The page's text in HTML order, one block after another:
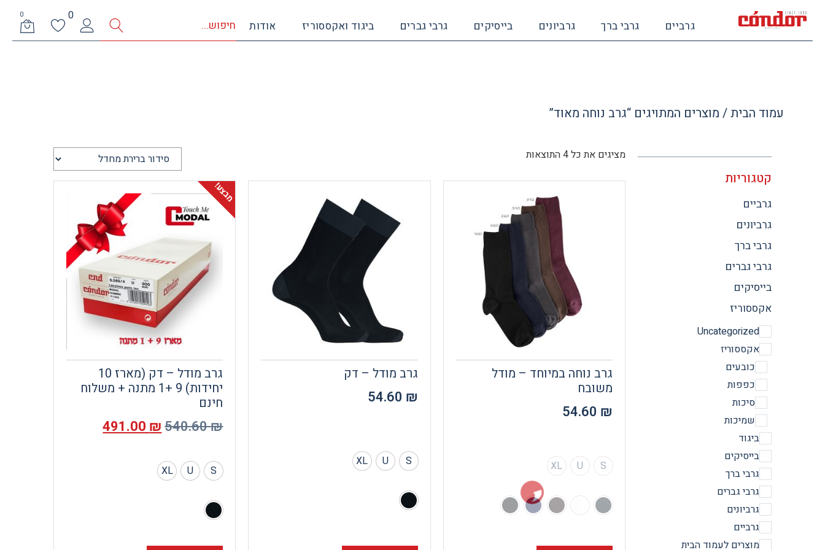
גרביים גרבי ברך גרביונים בייסיקים גרבי גברים ביגוד ואקססוריז אודות
0
0
עמוד הבית/ מוצרים המתויגים “גרב נוחה מאוד”
קטגוריות
גרביים
גרביונים
גרבי ברך
גרבי גברים
בייסיקים
אקססוריז
Uncategorized
אקססוריז
כובעים
כפפות
סיכות
שמיכות
ביגוד
בייסיקים
גרבי ברך
גרבי גברים
גרביונים
גרביים
מוצרים לעמוד הבית
מציגים את כל ⁦4⁩ התוצאות
גרב נוחה במיוחד – מודל
משובח
54.60 ₪
S
U
XL
גרב מודל – דק
54.60 ₪
S
U
XL
מבצע!
גרב מודל – דק (מארז 10
יחידות) 9 +1 מתנה + משלוח
חינם
540.60₪
491.00 ₪
S
U
XL